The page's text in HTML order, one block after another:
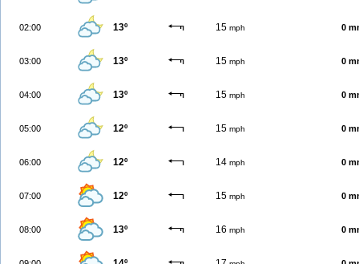
02:00 13º 15 mph 0
03:00 13º 15 mph 0
04:00 13º 15 mph 0
05:00 12º 15 mph 0
06:00 12º 14 mph 0
07:00 12º 15 mph 0
08:00 13º 16 mph 0